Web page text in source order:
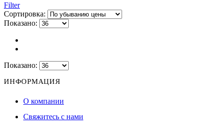
Filter
Сортировка:
Показано:
Показано:
ИНФОРМАЦИЯ
О компании
Свяжитесь с нами